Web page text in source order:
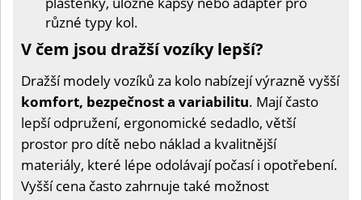
různé typy kol.
V čem jsou dražší vozíky lepší?
Dražší modely vozíků za kolo nabízejí výrazně vyšší
komfort, bezpečnost a variabilitu. Mají často
lepší odpružení, ergonomické sedadlo, větší
prostor pro dítě nebo náklad a kvalitnější
materiály, které lépe odolávají počasí i opotřebení.
Vyšší cena často zahrnuje také možnost